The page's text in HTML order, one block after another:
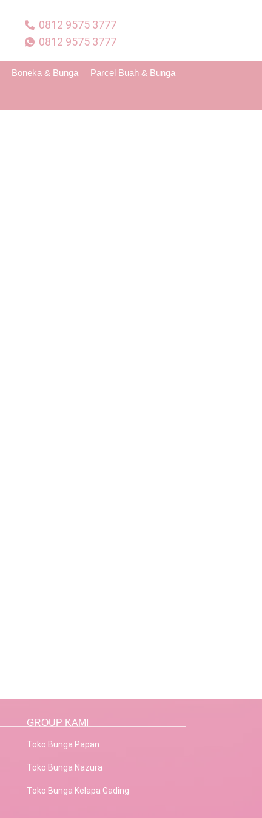
0812 9575 3777
0812 9575 3777
Boneka & Bunga Parcel Buah & Bunga
GROUP KAMI
Toko Bunga Papan
Toko Bunga Nazura
Toko Bunga Kelapa Gading